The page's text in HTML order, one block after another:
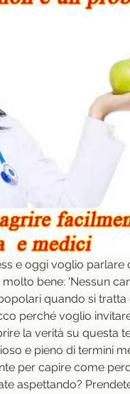
e oggi voglio parlare
bene: 'Nessun
quando si
perché voglio
la verità su questa
e pieno di termini
per capire come
aspettando?